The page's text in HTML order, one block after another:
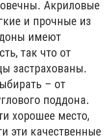
Акриловые
и прочные из
имеют
так что от
застрахованы.
– от
поддона.
хорошее место,
эти качественные